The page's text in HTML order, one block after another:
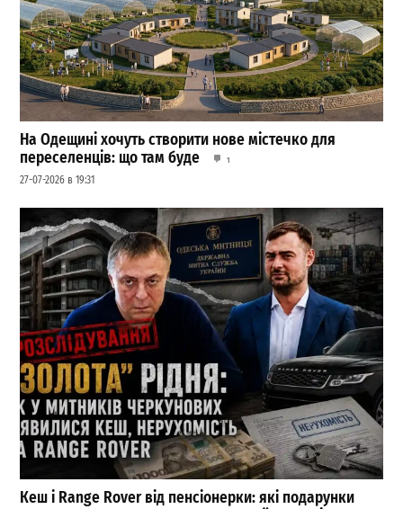
На Одещині хочуть створити нове містечко для
переселенців: що там буде
1
27-07-2026 в 19:31
Кеш і Range Rover від пенсіонерки: які подарунки